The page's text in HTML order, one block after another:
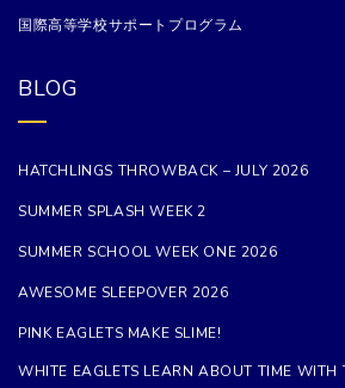
国際高等学校サポートプログラム
BLOG
HATCHLINGS THROWBACK – JULY 2026
SUMMER SPLASH WEEK 2
SUMMER SCHOOL WEEK ONE 2026
AWESOME SLEEPOVER 2026
PINK EAGLETS MAKE SLIME!
WHITE EAGLETS LEARN ABOUT TIME WITH